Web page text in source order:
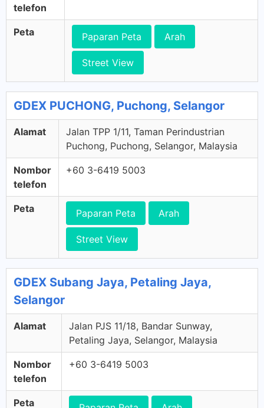
telefon
Peta Paparan Peta Arah
Street View
GDEX PUCHONG, Puchong, Selangor
Alamat
Jalan TPP 1/11, Taman Perindustrian
Puchong, Puchong, Selangor, Malaysia
Nombor
telefon
+60 3-6419 5003
Peta Paparan Peta Arah
Street View
GDEX Subang Jaya, Petaling Jaya,
Selangor
Alamat
Jalan PJS 11/18, Bandar Sunway,
Petaling Jaya, Selangor, Malaysia
Nombor
telefon
+60 3-6419 5003
Peta